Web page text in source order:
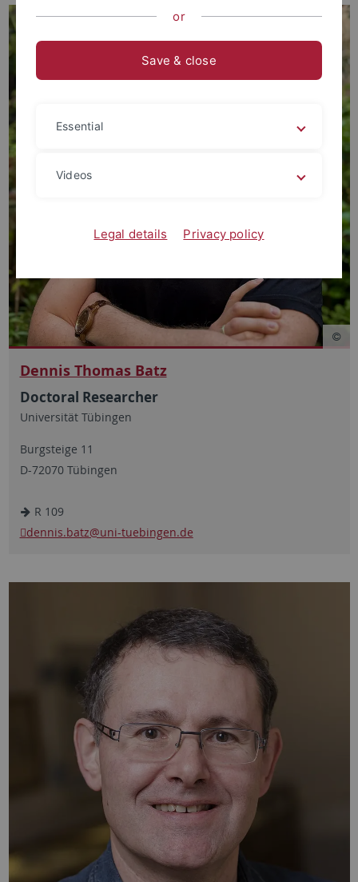
Dennis Thomas Batz
Doctoral Researcher
Universität Tübingen
Burgsteige 11
D-72070 Tübingen
R 109
dennis.batz@uni-tuebingen.de
or
Save & close
Essential
Videos
Legal details Privacy policy